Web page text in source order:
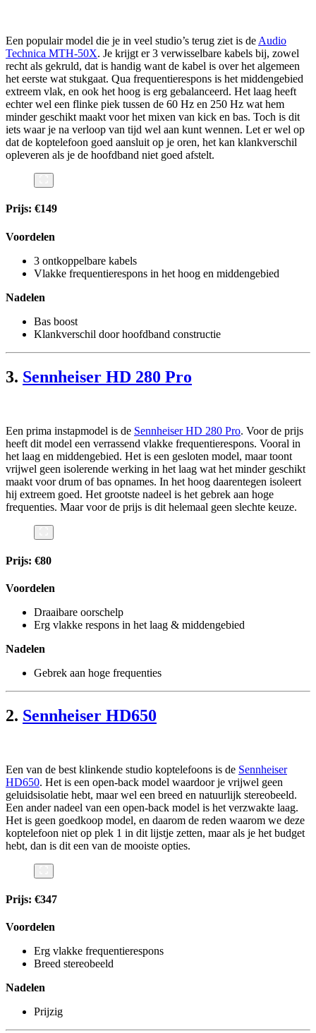
Een populair model die je in veel studio’s terug ziet is de Audio
Technica MTH-50X. Je krijgt er 3 verwisselbare kabels bij, zowel
recht als gekruld, dat is handig want de kabel is over het algemeen
het eerste wat stukgaat. Qua frequentierespons is het middengebied
extreem vlak, en ook het hoog is erg gebalanceerd. Het laag heeft
echter wel een flinke piek tussen de 60 Hz en 250 Hz wat hem
minder geschikt maakt voor het mixen van kick en bas. Toch is dit
iets waar je na verloop van tijd wel aan kunt wennen. Let er wel op
dat de koptelefoon goed aansluit op je oren, het kan klankverschil
opleveren als je de hoofdband niet goed afstelt.
Prijs: €149
Voordelen
3 ontkoppelbare kabels
Vlakke frequentierespons in het hoog en middengebied
Nadelen
Bas boost
Klankverschil door hoofdband constructie
3. Sennheiser HD 280 Pro
Een prima instapmodel is de Sennheiser HD 280 Pro. Voor de prijs
heeft dit model een verrassend vlakke frequentierespons. Vooral in
het laag en middengebied. Het is een gesloten model, maar toont
vrijwel geen isolerende werking in het laag wat het minder geschikt
maakt voor drum of bas opnames. In het hoog daarentegen isoleert
hij extreem goed. Het grootste nadeel is het gebrek aan hoge
frequenties. Maar voor de prijs is dit helemaal geen slechte keuze.
Prijs: €80
Voordelen
Draaibare oorschelp
Erg vlakke respons in het laag & middengebied
Nadelen
Gebrek aan hoge frequenties
2. Sennheiser HD650
Een van de best klinkende studio koptelefoons is de Sennheiser
HD650. Het is een open-back model waardoor je vrijwel geen
geluidsisolatie hebt, maar wel een breed en natuurlijk stereobeeld.
Een ander nadeel van een open-back model is het verzwakte laag.
Het is geen goedkoop model, en daarom de reden waarom we deze
koptelefoon niet op plek 1 in dit lijstje zetten, maar als je het budget
hebt, dan is dit een van de mooiste opties.
Prijs: €347
Voordelen
Erg vlakke frequentierespons
Breed stereobeeld
Nadelen
Prijzig